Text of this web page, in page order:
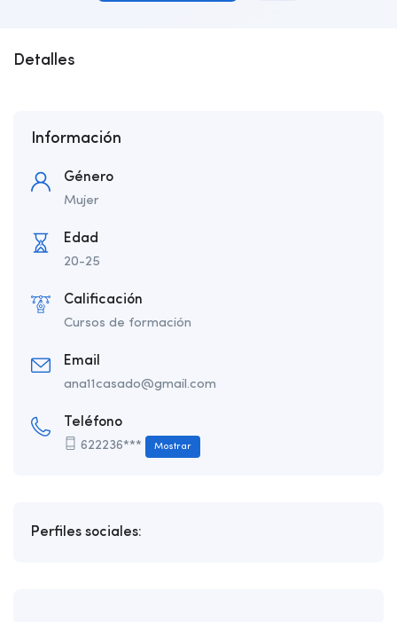
Detalles
Información
Género
Mujer
Edad
20-25
Calificación
Cursos de formación
Email
ana11casado@gmail.com
Teléfono
622236*** Mostrar
Perfiles sociales: